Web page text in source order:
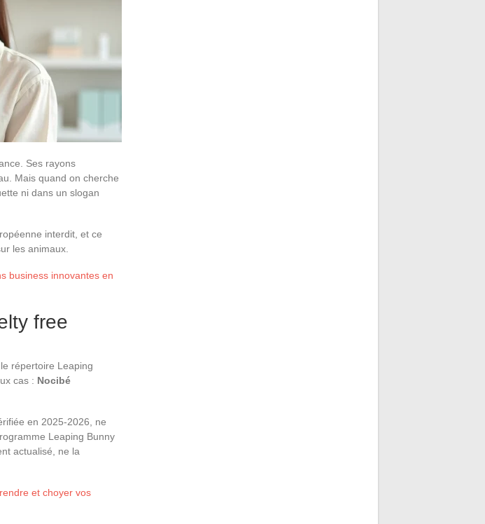
Ses rayons
Mais quand on cherche
ni dans un slogan
interdit, et ce
les animaux.
business innovantes en
free
répertoire Leaping
cas : Nocibé
en 2025-2026, ne
Leaping Bunny
actualisé, ne la
et choyer vos